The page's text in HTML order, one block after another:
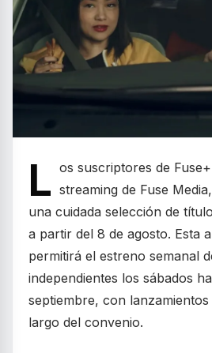
L os suscriptores de
streaming de Fuse
una cuidada selección de
a partir del 8 de agosto. Esta
permitirá el estreno semanal
independientes los sábados
septiembre, con
largo del convenio.